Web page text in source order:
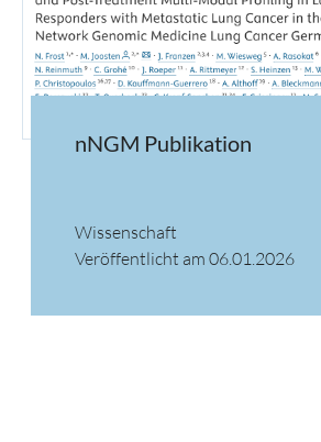
nNGM Publikation
Wissenschaft
Veröffentlicht am 06.01.2026